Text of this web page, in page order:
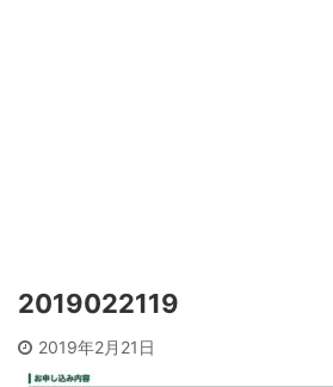
2019022119
2019年2月21日